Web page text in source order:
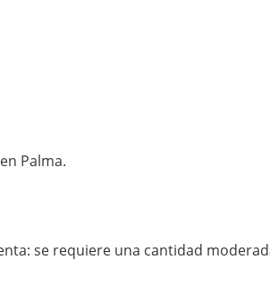
Palma.
se requiere una cantidad